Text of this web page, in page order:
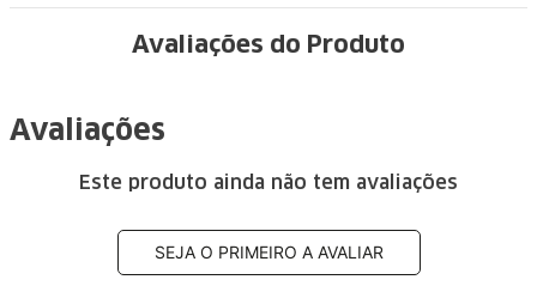
Avaliações do Produto
Avaliações
Este produto ainda não tem avaliações
SEJA O PRIMEIRO A AVALIAR